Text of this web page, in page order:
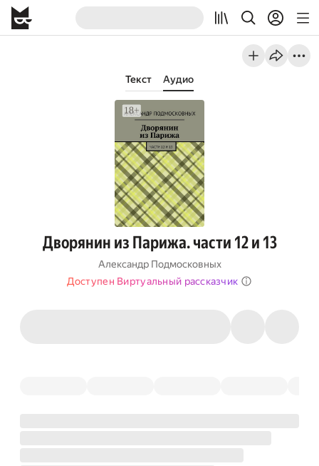
Текст Аудио
Дворянин из Парижа. части 12 и 13
Александр Подмосковных
Доступен Виртуальный рассказчик